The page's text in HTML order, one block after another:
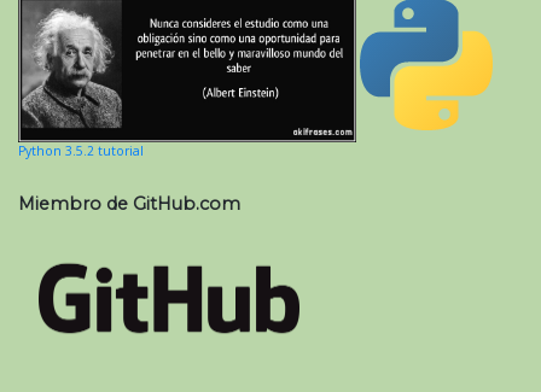
Python 3.5.2 tutorial
Miembro de GitHub.com